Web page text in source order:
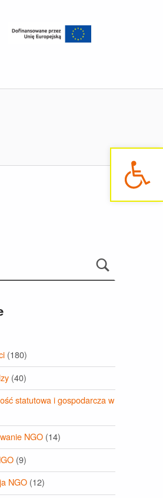
Otwórz pasek narzędzi
(180)
(40)
statutowa i gospodarcza w
NGO (14)
(9)
NGO (12)